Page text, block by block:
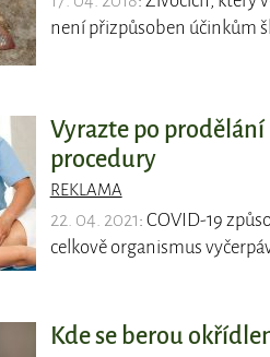
není přizpůsoben účinkům
Vyrazte po
procedury
REKLAMA
22. 04. 2021: COVID-19
celkově organismus
Kde se berou